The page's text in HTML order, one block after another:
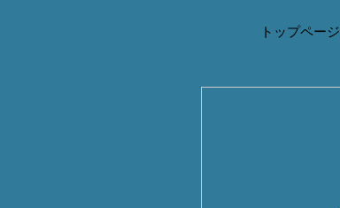
トップページ